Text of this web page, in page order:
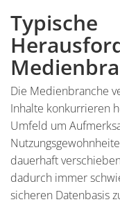
Inhalt
Typische
Die Medienbranche
Inhalte konkurrieren
Umfeld um
dauerhaft
dadurch immer
sicheren Datenbasis